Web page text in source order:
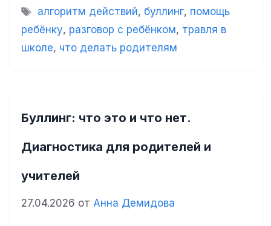
Метки
алгоритм действий, буллинг, помощь
ребёнку, разговор с ребёнком, травля в
школе, что делать родителям
Буллинг: что это и что нет.
Диагностика для родителей и
учителей
27.04.2026 от Анна Демидова